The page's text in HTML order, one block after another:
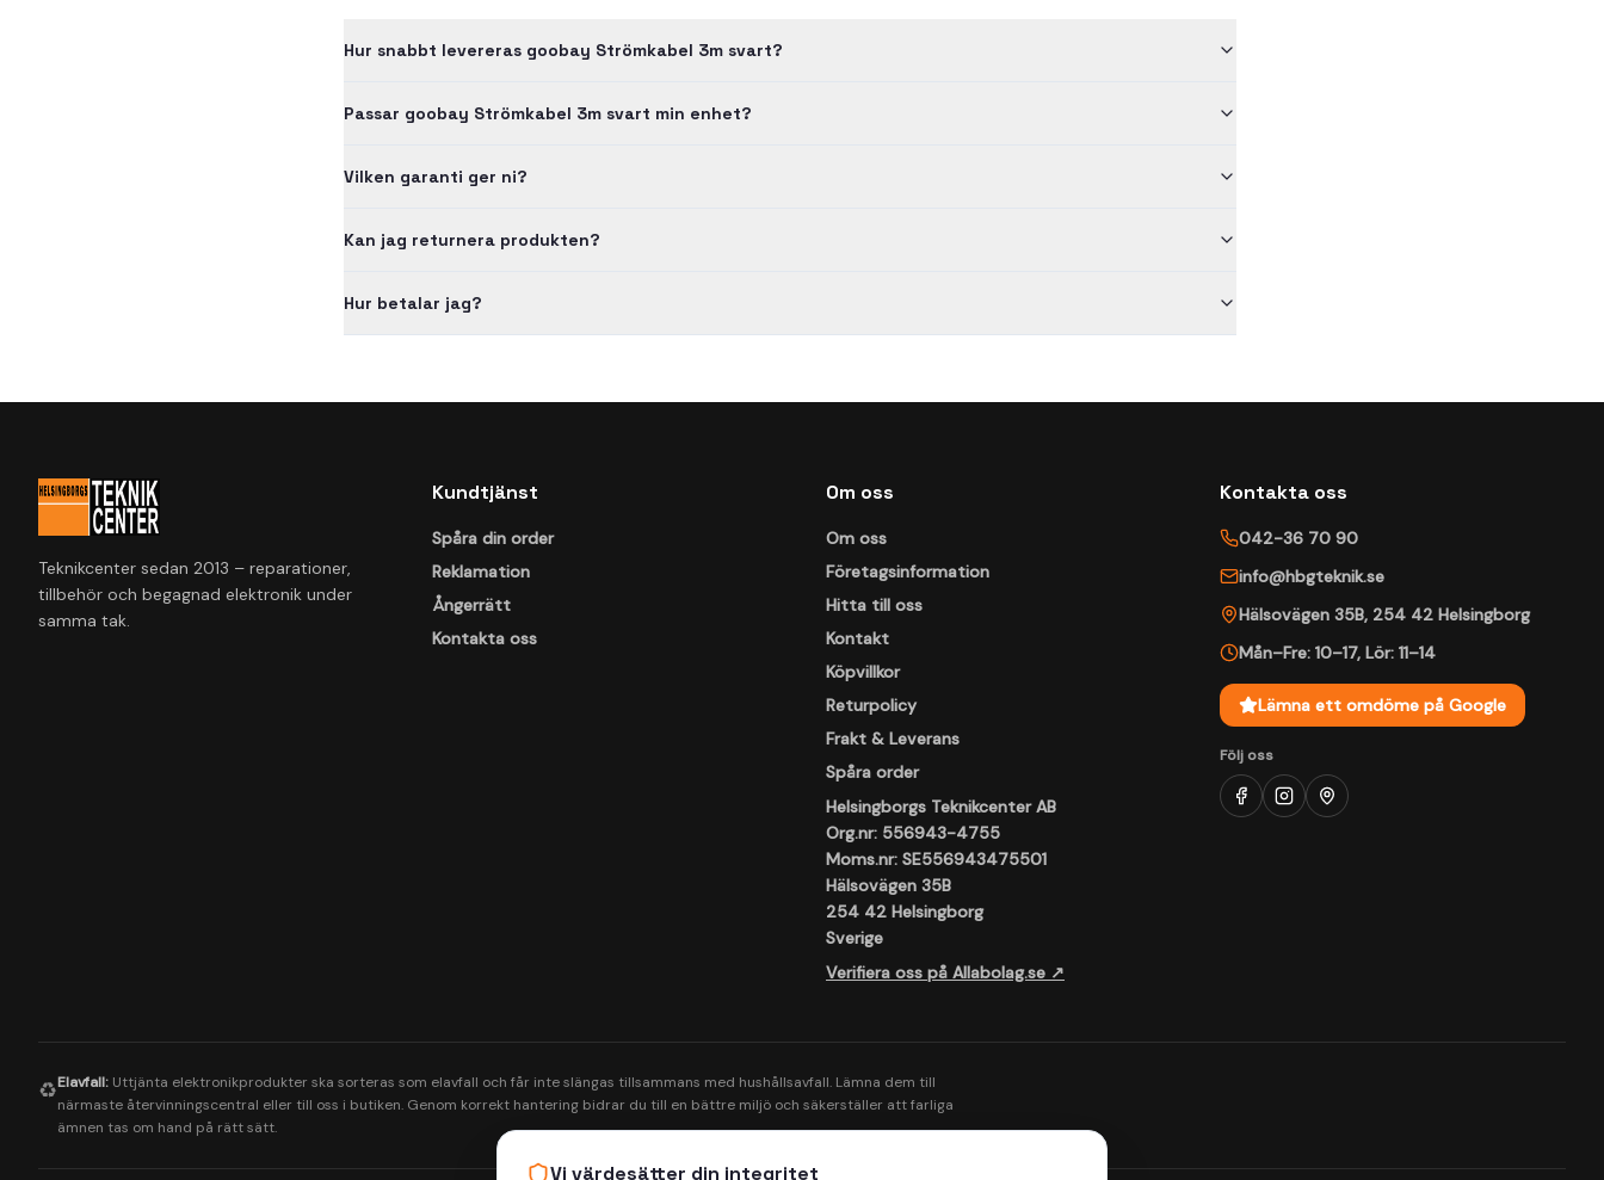
Vi värdesätter din integritet
Hur snabbt levereras goobay Strömkabel 3m svart?
Passar goobay Strömkabel 3m svart min enhet?
Vilken garanti ger ni?
Kan jag returnera produkten?
Hur betalar jag?
Teknikcenter sedan 2013 – reparationer,
tillbehör och begagnad elektronik under
samma tak.
Kundtjänst
Spåra din order
Reklamation
Ångerrätt
Kontakta oss
Om oss
Om oss
Företagsinformation
Hitta till oss
Kontakt
Köpvillkor
Returpolicy
Frakt & Leverans
Spåra order
Helsingborgs Teknikcenter AB
Org.nr: 556943-4755
Moms.nr: SE556943475501
Hälsovägen 35B
254 42 Helsingborg
Sverige
Verifiera oss på Allabolag.se ↗
Kontakta oss
042-36 70 90
info@hbgteknik.se
Hälsovägen 35B, 254 42 Helsingborg
Mån–Fre: 10–17, Lör: 11–14
Lämna ett omdöme på Google
Följ oss
♻️Elavfall: Uttjänta elektronikprodukter ska sorteras som elavfall och får inte slängas tillsammans med hushållsavfall. Lämna dem till
närmaste återvinningscentral eller till oss i butiken. Genom korrekt hantering bidrar du till en bättre miljö och säkerställer att farliga
ämnen tas om hand på rätt sätt.